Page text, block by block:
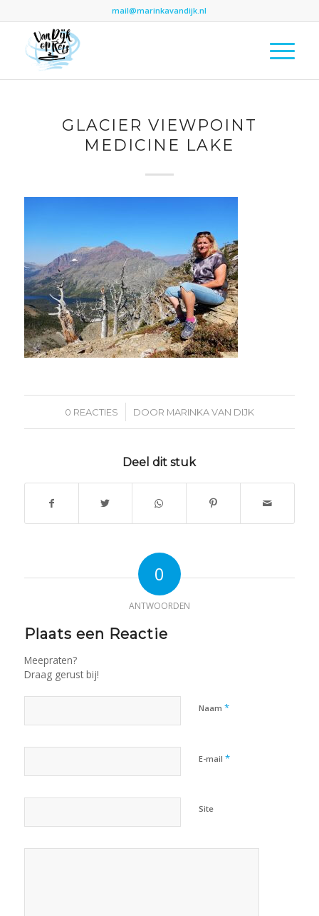
mail@marinkavandijk.nl
GLACIER VIEWPOINT
MEDICINE LAKE
0 REACTIES
/ DOOR MARINKA VAN DIJK
Deel dit stuk
0
ANTWOORDEN
Plaats een Reactie
Meepraten?
Draag gerust bij!
Naam *
E-mail *
Site